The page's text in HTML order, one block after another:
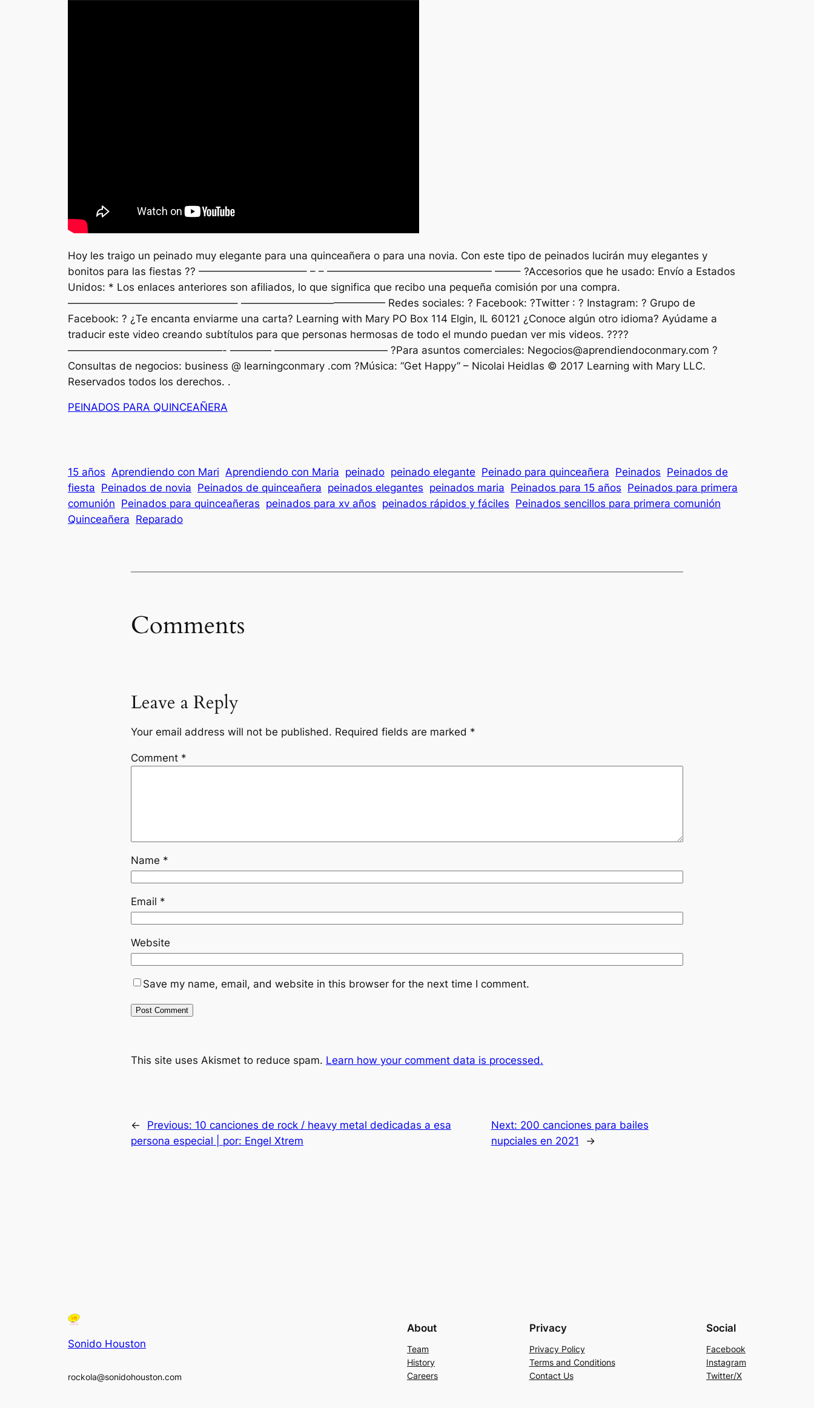
Hoy les traigo un peinado muy elegante para una quinceañera o para una novia. Con este tipo de peinados lucirán muy elegantes y
bonitos para las fiestas ?? ——————————– – – ———————————————— ——– ?Accesorios que he usado: Envío a Estados
Unidos: * Los enlaces anteriores son afiliados, lo que significa que recibo una pequeña comisión por una compra.
————————————————– —————————————— Redes sociales: ? Facebook: ?Twitter : ? Instagram: ? Grupo de
Facebook: ? ¿Te encanta enviarme una carta? Learning with Mary PO Box 114 Elgin, IL 60121 ¿Conoce algún otro idioma? Ayúdame a
traducir este video creando subtítulos para que personas hermosas de todo el mundo puedan ver mis videos. ????
———————————————- ———— ——————————— ?Para asuntos comerciales: Negocios@aprendiendoconmary.com ?
Consultas de negocios: business @ learningconmary .com ?Música: “Get Happy” – Nicolai Heidlas © 2017 Learning with Mary LLC.
Reservados todos los derechos. .
PEINADOS PARA QUINCEAÑERA
15 años Aprendiendo con Mari Aprendiendo con Maria peinado peinado elegante Peinado para quinceañera Peinados Peinados de
fiesta Peinados de novia Peinados de quinceañera peinados elegantes peinados maria Peinados para 15 años Peinados para primera
comunión Peinados para quinceañeras peinados para xv años peinados rápidos y fáciles Peinados sencillos para primera comunión
Quinceañera Reparado
Comments
Leave a Reply
Your email address will not be published. Required fields are marked *
Comment *
Name *
Email *
Website
Save my name, email, and website in this browser for the next time I comment.
This site uses Akismet to reduce spam. Learn how your comment data is processed.
← Previous: 10 canciones de rock / heavy metal dedicadas a esa
persona especial | por: Engel Xtrem
Next: 200 canciones para bailes
nupciales en 2021
→
Sonido Houston
rockola@sonidohouston.com
About
Team
History
Careers
Privacy
Privacy Policy
Terms and Conditions
Contact Us
Social
Facebook
Instagram
Twitter/X